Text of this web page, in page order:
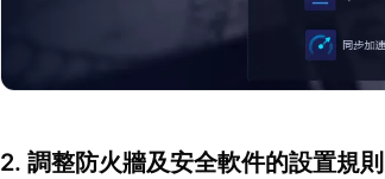
2. 調整防火牆及安全軟件的設置規則